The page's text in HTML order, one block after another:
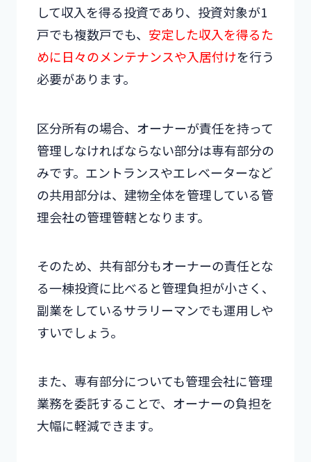
して収入を得る投資であり、投資対象が1
戸でも複数戸でも、 安定した収入を得るた
めに日々のメンテナンスや入居付けを行う
必要があります。
区分所有の場合、オーナーが責任を持って
管理しなければならない部分は専有部分の
みです。エントランスやエレベーターなど
の共用部分は、建物全体を管理している管
理会社の管理管轄となります。
そのため、共有部分もオーナーの責任とな
る一棟投資に比べると管理負担が小さく、
副業をしているサラリーマンでも運用しや
すいでしょう。
また、専有部分についても管理会社に管理
業務を委託することで、オーナーの負担を
大幅に軽減できます。